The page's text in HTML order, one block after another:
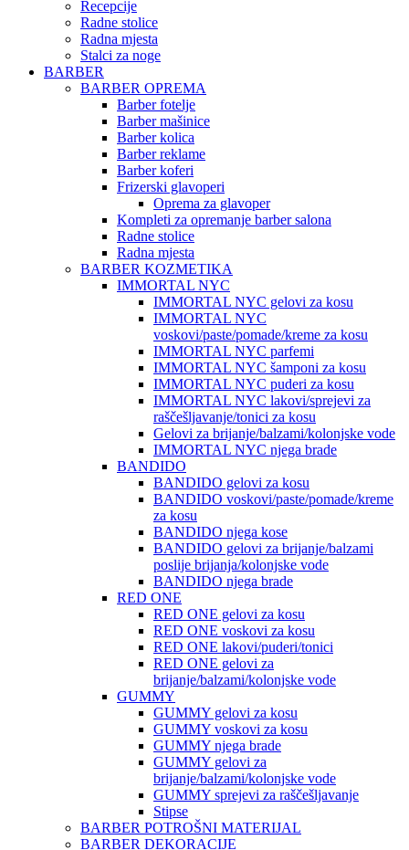
Recepcije
Radne stolice
Radna mjesta
Stalci za noge
BARBER
BARBER OPREMA
Barber fotelje
Barber mašinice
Barber kolica
Barber reklame
Barber koferi
Frizerski glavoperi
Oprema za glavoper
Kompleti za opremanje barber salona
Radne stolice
Radna mjesta
BARBER KOZMETIKA
IMMORTAL NYC
IMMORTAL NYC gelovi za kosu
IMMORTAL NYC
voskovi/paste/pomade/kreme za kosu
IMMORTAL NYC parfemi
IMMORTAL NYC šamponi za kosu
IMMORTAL NYC puderi za kosu
IMMORTAL NYC lakovi/sprejevi za
raščešljavanje/tonici za kosu
Gelovi za brijanje/balzami/kolonjske vode
IMMORTAL NYC njega brade
BANDIDO
BANDIDO gelovi za kosu
BANDIDO voskovi/paste/pomade/kreme
za kosu
BANDIDO njega kose
BANDIDO gelovi za brijanje/balzami
poslije brijanja/kolonjske vode
BANDIDO njega brade
RED ONE
RED ONE gelovi za kosu
RED ONE voskovi za kosu
RED ONE lakovi/puderi/tonici
RED ONE gelovi za
brijanje/balzami/kolonjske vode
GUMMY
GUMMY gelovi za kosu
GUMMY voskovi za kosu
GUMMY njega brade
GUMMY gelovi za
brijanje/balzami/kolonjske vode
GUMMY sprejevi za raščešljavanje
Stipse
BARBER POTROŠNI MATERIJAL
BARBER DEKORACIJE